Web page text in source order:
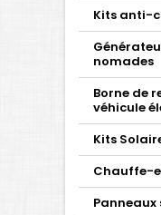
Kits anti-
nomades
Borne de
véhicule
Kits
Chauffe-
Panneaux